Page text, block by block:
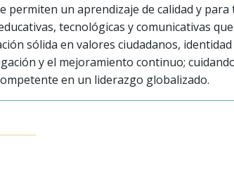
permiten un aprendizaje de calidad y para
tecnológicas y comunicativas
sólida en valores ciudadanos, identidad
y el mejoramiento continuo;
en un liderazgo globalizado.